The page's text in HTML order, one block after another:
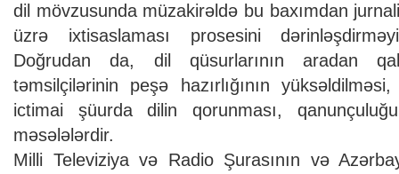
dil mövzusunda müzakirəldə bu baxımdan
üzrə ixtisaslaması prosesini
Doğrudan da, dil qüsurlarının aradan
təmsilçilərinin peşə hazırlığının
ictimai şüurda dilin qorunması,
məsələlərdir.
Milli Televiziya və Radio Şurasının və